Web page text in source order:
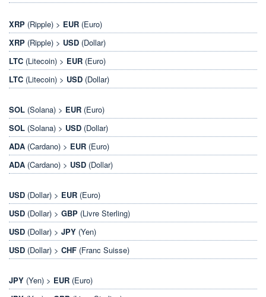
XRP (Ripple) > EUR (Euro)
XRP (Ripple) > USD (Dollar)
LTC (Litecoin) > EUR (Euro)
LTC (Litecoin) > USD (Dollar)
SOL (Solana) > EUR (Euro)
SOL (Solana) > USD (Dollar)
ADA (Cardano) > EUR (Euro)
ADA (Cardano) > USD (Dollar)
USD (Dollar) > EUR (Euro)
USD (Dollar) > GBP (Livre Sterling)
USD (Dollar) > JPY (Yen)
USD (Dollar) > CHF (Franc Suisse)
JPY (Yen) > EUR (Euro)